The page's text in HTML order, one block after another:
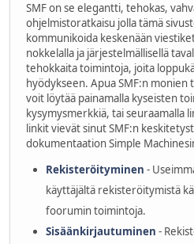
SMF on se elegantti, tehokas,
ohjelmistoratkaisu jolla tämä
kommunikoida keskenään
nokkelalla ja järjestelmällisellä
tehokkaita toimintoja, joita
hyödykseen. Apua SMF:n
voit löytää painamalla kyseisten
kysymysmerkkiä, tai seuraamalla
linkit vievät sinut SMF:n
dokumentaation Simple
Rekisteröityminen -
käyttäjältä rekisteröitymistä
foorumin toimintoja.
Sisäänkirjautuminen -